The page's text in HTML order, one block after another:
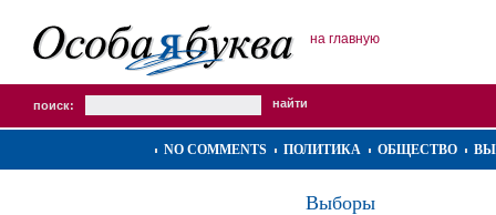
на главную
поиск:
NO COMMENTS ПОЛИТИКА ОБЩЕСТВО
Выборы